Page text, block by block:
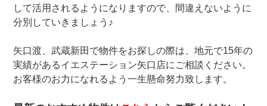
して活用されるようになりますので、間違えないように
分別していきましょう♪
矢口渡、武蔵新田で物件をお探しの際は、地元で15年の
実績があるイエステーション矢口店にご相談ください。
お客様のお力になれるよう一生懸命努力致します。